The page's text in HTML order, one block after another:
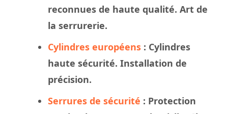
reconnues de haute qualité. Art de
la serrurerie.
Cylindres européens : Cylindres
haute sécurité. Installation de
précision.
Serrures de sécurité : Protection